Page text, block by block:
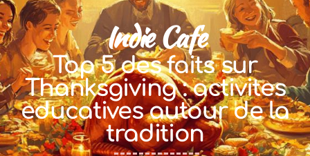
Indie Cafe
Top 5 des faits sur
Thanksgiving : activites
educatives autour de la
tradition